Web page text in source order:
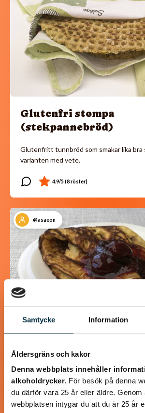
Samtycke Information
Åldersgräns och kakor
Denna webbplats innehåller
alkoholdrycker. För besök på denna
du därför vara 25 år eller äldre. Genom
webbplatsen intygar du att du är 25 år
Glutenfri stompa
(stekpannebröd)
Glutenfritt tunnbröd som smakar lika bra
varianten med vete.
@asaeon
Glutenfria och
pannkakor
Detta recept innehåller mer ägg än ett
pannkaksrecept, eftersom det mättar
det behövs för att binda ihop det